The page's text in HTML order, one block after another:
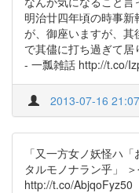
明治廿四年頃の時事
が、御座いますが、其
で其儘に打ち過ぎて
- 一瓢雑話 http://t.co/
2013-07-16
「又一方女ノ妖怪ハ
タルモノナラン乎」
http://t.co/AbjqoFyz50